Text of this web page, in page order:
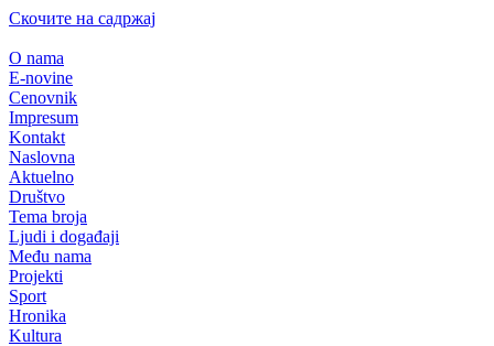
Скочите на садржај
O nama
E-novine
Cenovnik
Impresum
Kontakt
Naslovna
Aktuelno
Društvo
Tema broja
Ljudi i događaji
Među nama
Projekti
Sport
Hronika
Kultura